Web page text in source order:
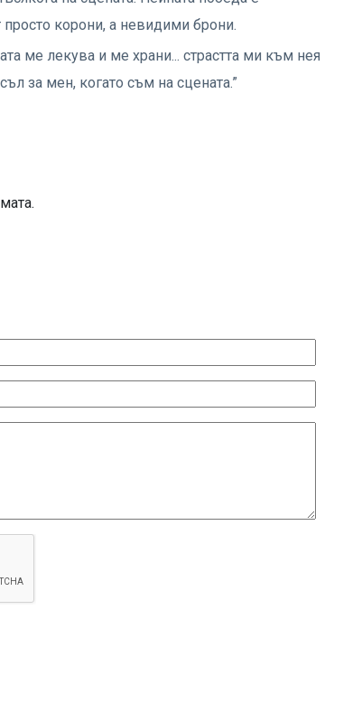
просто корони, а невидими брони.
ме лекува и ме храни... страстта ми към нея
за мен, когато съм на сцената.”